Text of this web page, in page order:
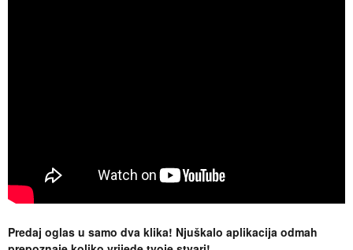
Predaj oglas u samo dva klika! Njuškalo aplikacija odmah